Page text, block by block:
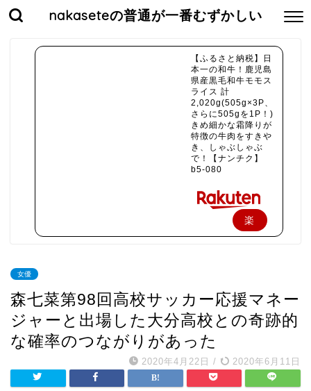
nakaseteの普通が一番むずかしい
【ふるさと納税】日
本一の和牛！鹿児島
県産黒毛和牛モモス
ライス 計
2,020g(505g×3P、
さらに505gを1P！)
きめ細かな霜降りが
特徴の牛肉をすきや
き、しゃぶしゃぶ
で！【ナンチク】
b5-080
楽
入
女優
森七菜第98回高校サッカー応援マネー
ジャーと出場した大分高校との奇跡的
な確率のつながりがあった
2020年4月22日 / 2020年6月11日